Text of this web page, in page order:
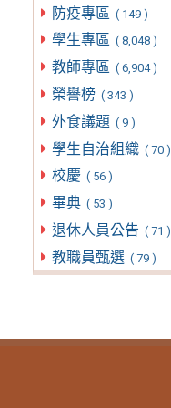
防疫專區 ( 149 )
學生專區 ( 8,048 )
教師專區 ( 6,904 )
榮譽榜 ( 343 )
外食議題 ( 9 )
學生自治組織 ( 70 )
校慶 ( 56 )
畢典 ( 53 )
退休人員公告 ( 71 )
教職員甄選 ( 79 )